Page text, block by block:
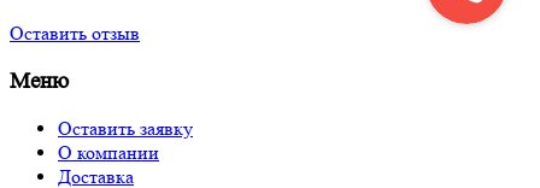
Оставить отзыв
Меню
Оставить заявку
О компании
Доставка